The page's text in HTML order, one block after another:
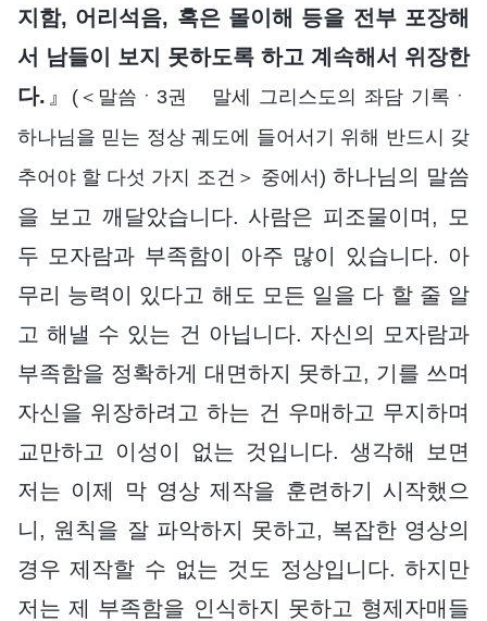
지함, 어리석음, 혹은 몰이해 등을 전부 포장해
서 남들이 보지 못하도록 하고 계속해서 위장한
다. 』 (＜말씀ㆍ3권 말세 그리스도의 좌담 기록ㆍ
하나님을 믿는 정상 궤도에 들어서기 위해 반드시 갖
추어야 할 다섯 가지 조건＞ 중에서) 하나님의 말씀
을 보고 깨달았습니다. 사람은 피조물이며, 모
두 모자람과 부족함이 아주 많이 있습니다. 아
무리 능력이 있다고 해도 모든 일을 다 할 줄 알
고 해낼 수 있는 건 아닙니다. 자신의 모자람과
부족함을 정확하게 대면하지 못하고, 기를 쓰며
자신을 위장하려고 하는 건 우매하고 무지하며
교만하고 이성이 없는 것입니다. 생각해 보면
저는 이제 막 영상 제작을 훈련하기 시작했으
니, 원칙을 잘 파악하지 못하고, 복잡한 영상의
경우 제작할 수 없는 것도 정상입니다. 하지만
저는 제 부족함을 인식하지 못하고 형제자매들